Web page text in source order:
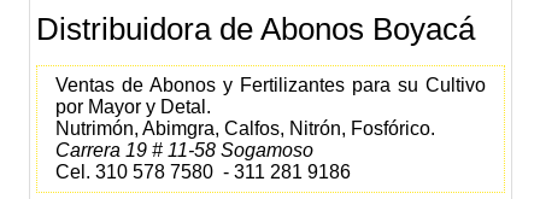
Distribuidora de Abonos Boyacá
Ventas de Abonos y Fertilizantes para su Cultivo
por Mayor y Detal.
Nutrimón, Abimgra, Calfos, Nitrón, Fosfórico.
Carrera 19 # 11-58 Sogamoso
Cel. 310 578 7580 - 311 281 9186